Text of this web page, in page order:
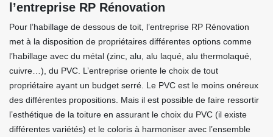
l’entreprise RP Rénovation
Pour l’habillage de dessous de toit, l’entreprise RP Rénovation
met à la disposition de propriétaires différentes options comme
l’habillage avec du métal (zinc, alu, alu laqué, alu thermolaqué,
cuivre…), du PVC. L’entreprise oriente le choix de tout
propriétaire ayant un budget serré. Le PVC est le moins onéreux
des différentes propositions. Mais il est possible de faire ressortir
l’esthétique de la toiture en assurant le choix du PVC (il existe
différentes variétés) et le coloris à harmoniser avec l’ensemble